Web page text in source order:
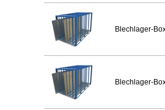
Blechlager-
Blechlager-